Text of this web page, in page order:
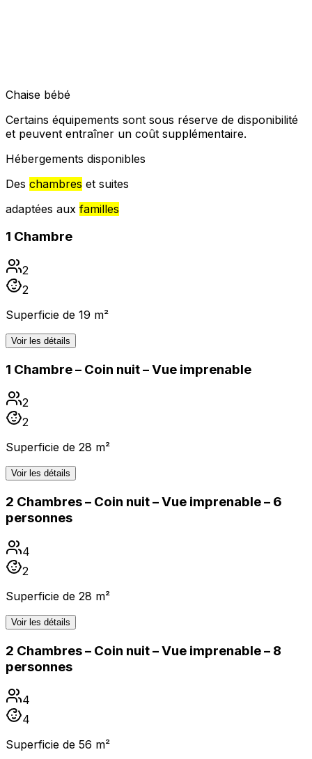
Chaise bébé
Certains équipements sont sous réserve de disponibilité
et peuvent entraîner un coût supplémentaire.
Hébergements disponibles
Des chambres et suites
adaptées aux familles
1 Chambre
2
2
Superficie de 19 m²
Voir les détails
1 Chambre – Coin nuit – Vue imprenable
2
2
Superficie de 28 m²
Voir les détails
2 Chambres – Coin nuit – Vue imprenable – 6
personnes
4
2
Superficie de 28 m²
Voir les détails
2 Chambres – Coin nuit – Vue imprenable – 8
personnes
4
4
Superficie de 56 m²